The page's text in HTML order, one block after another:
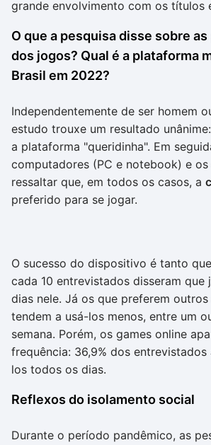
grande envolvimento com os títulos
O que a pesquisa disse sobre
dos jogos? Qual é a plataforma
Brasil em 2022?
Independentemente de ser homem
estudo trouxe um resultado
a plataforma "queridinha". Em
computadores (PC e notebook) e os
ressaltar que, em todos os casos, a
preferido para se jogar.
O sucesso do dispositivo é tanto
cada 10 entrevistados disseram que
dias nele. Já os que preferem
tendem a usá-los menos, entre um
semana. Porém, os games online
frequência: 36,9% dos
los todos os dias.
Reflexos do isolamento social
Durante o período pandêmico, as